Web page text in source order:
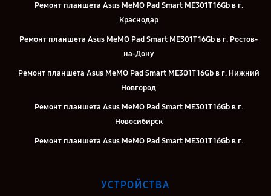
Ремонт планшета Asus MeMO Pad Smart ME301T 16Gb в г.
Краснодар
Ремонт планшета Asus MeMO Pad Smart ME301T 16Gb в г. Ростов-
на-Дону
Ремонт планшета Asus MeMO Pad Smart ME301T 16Gb в г. Нижний
Новгород
Ремонт планшета Asus MeMO Pad Smart ME301T 16Gb в г.
Новосибирск
Ремонт планшета Asus MeMO Pad Smart ME301T 16Gb в г.
Екатеринбург
УСТРОЙСТВА